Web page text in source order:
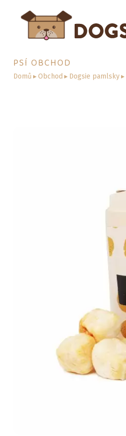
PSÍ OBCHOD
Domů ▸Obchod ▸ Dogsie pamlsky▸